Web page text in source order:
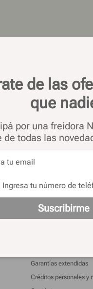
de las
que
por una freidora
de todas las
Suscribirme
No pudimos
Volvé a
nuestras
todas las novedades
Informacion
Garantías extendidas
Créditos personales y